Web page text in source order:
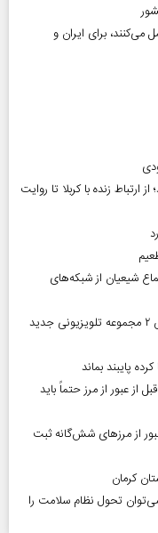
برای ایران و
ارتباط زنده با کربلا تا روایت
اجتماع شیعیان از شبکه‌های
هنرمند منحصر‌به‌فردی را از دست دادیم/ پخش ۲ مجموعه تلویزیونی جدید
پایبند بماند
شد؛ ۱۰ توصیه‌ای که قبل از عبور از مرز حتماً باید
بیش از ۴.۳ میلیون عبور از مرزهای شش‌گانه ثبت
می‌توان تحول نظام سلامت را